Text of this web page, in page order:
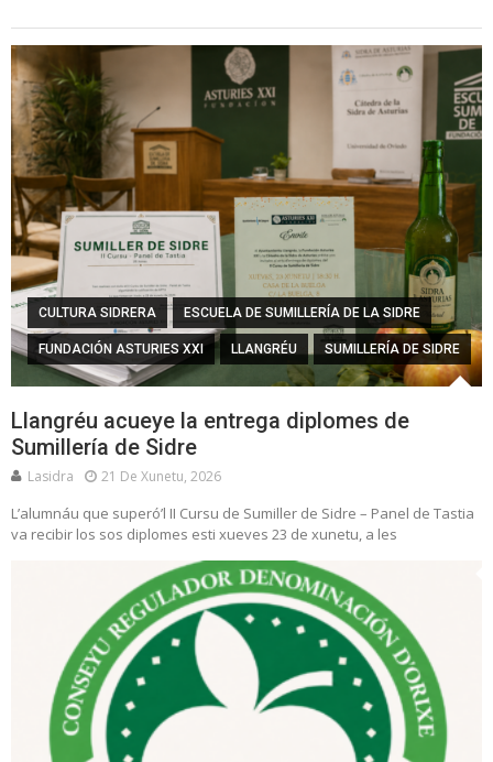
CULTURA SIDRERA ESCUELA DE SUMILLERÍA DE LA SIDRE
FUNDACIÓN ASTURIES XXI LLANGRÉU SUMILLERÍA DE SIDRE
Llangréu acueye la entrega diplomes de
Sumillería de Sidre
Lasidra 21 De Xunetu, 2026
L’alumnáu que superó’l II Cursu de Sumiller de Sidre – Panel de Tastia
va recibir los sos diplomes esti xueves 23 de xunetu, a les